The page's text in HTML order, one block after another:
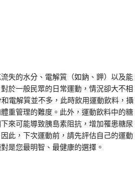
失的水分、電解質（如鈉、鉀）以及能
於一般民眾的日常運動，情況卻大不相
電解質並不多，此時飲用運動飲料，攝
重管理的難度。此外，運動飲料中的糖
來可能導致胰島素阻抗，增加罹患糖尿
此，下次運動前，請先評估自己的運動
是您最明智、最健康的選擇。